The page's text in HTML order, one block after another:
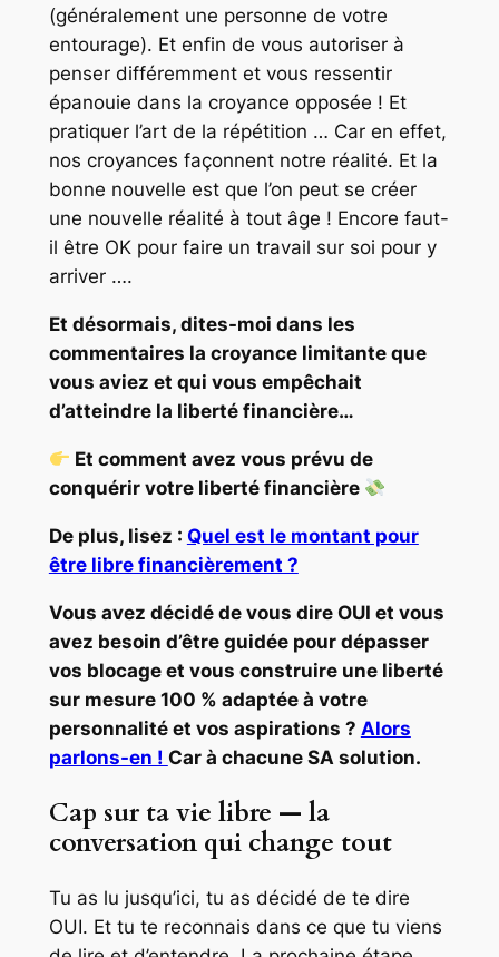
(généralement une personne de votre
entourage). Et enfin de vous autoriser à
penser différemment et vous ressentir
épanouie dans la croyance opposée ! Et
pratiquer l’art de la répétition … Car en effet,
nos croyances façonnent notre réalité. Et la
bonne nouvelle est que l’on peut se créer
une nouvelle réalité à tout âge ! Encore faut-
il être OK pour faire un travail sur soi pour y
arriver ….
Et désormais, dites-moi dans les
commentaires la croyance limitante que
vous aviez et qui vous empêchait
d’atteindre la liberté financière…
Et comment avez vous prévu de
conquérir votre liberté financière
De plus, lisez : Quel est le montant pour
être libre financièrement ?
Vous avez décidé de vous dire OUI et vous
avez besoin d’être guidée pour dépasser
vos blocage et vous construire une liberté
sur mesure 100 % adaptée à votre
personnalité et vos aspirations ? Alors
parlons-en ! Car à chacune SA solution.
Cap sur ta vie libre — la
conversation qui change tout
Tu as lu jusqu’ici, tu as décidé de te dire
OUI. Et tu te reconnais dans ce que tu viens